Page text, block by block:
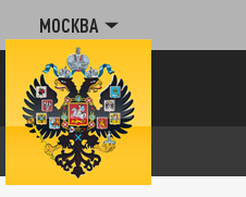
МОСКВА